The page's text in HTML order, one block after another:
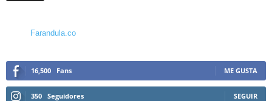
Farandula.co
16,500 Fans ME GUSTA
350 Seguidores SEGUIR